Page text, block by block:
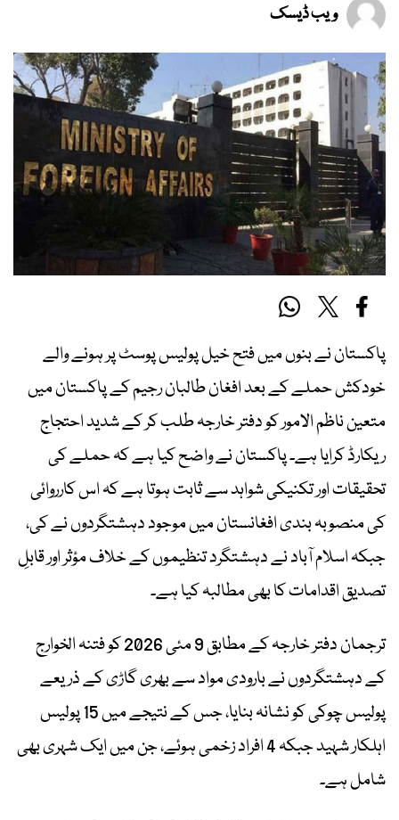
ویب ڈیسک
پاکستان نے بنوں میں فتح خیل پولیس پوسٹ پر ہونے والے
خودکش حملے کے بعد افغان طالبان رجیم کے پاکستان میں
متعین ناظم الامور کو دفتر خارجہ طلب کر کے شدید احتجاج
ریکارڈ کرایا ہے۔ پاکستان نے واضح کیا ہے کہ حملے کی
تحقیقات اور تکنیکی شواہد سے ثابت ہوتا ہے کہ اس کارروائی
کی منصوبہ بندی افغانستان میں موجود دہشتگردوں نے کی،
جبکہ اسلام آباد نے دہشتگرد تنظیموں کے خلاف مؤثر اور قابلِ
تصدیق اقدامات کا بھی مطالبہ کیا ہے۔
ترجمان دفتر خارجہ کے مطابق 9 مئی 2026 کو فتنہ الخوارج
کے دہشتگردوں نے بارودی مواد سے بھری گاڑی کے ذریعے
پولیس چوکی کو نشانہ بنایا، جس کے نتیجے میں 15 پولیس
اہلکار شہید جبکہ 4 افراد زخمی ہوئے، جن میں ایک شہری بھی
شامل ہے۔